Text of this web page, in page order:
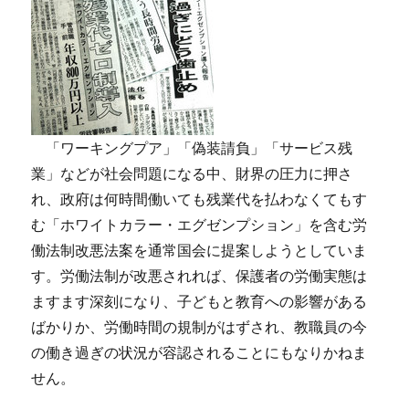
「ワーキングプア」「偽装請負」「サービス残
業」などが社会問題になる中、財界の圧力に押さ
れ、政府は何時間働いても残業代を払わなくてもす
む「ホワイトカラー・エグゼンプション」を含む労
働法制改悪法案を通常国会に提案しようとしていま
す。労働法制が改悪されれば、保護者の労働実態は
ますます深刻になり、子どもと教育への影響がある
ばかりか、労働時間の規制がはずされ、教職員の今
の働き過ぎの状況が容認されることにもなりかねま
せん。